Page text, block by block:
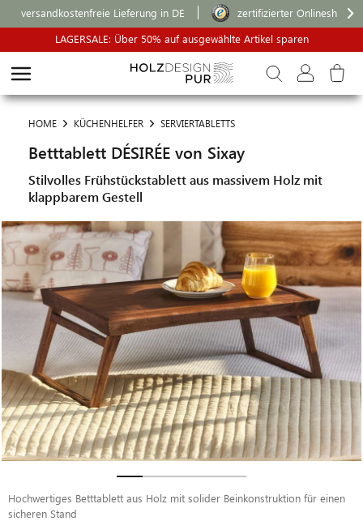
versandkostenfreie Lieferung in DE
zertifizierter Onlineshop
LAGERSALE: Über 50% auf ausgewählte Artikel sparen
HOME KÜCHENHELFER SERVIERTABLETTS
Betttablett DÉSIRÉE von Sixay
Stilvolles Frühstückstablett aus massivem Holz mit
klappbarem Gestell
Hochwertiges Betttablett aus Holz mit solider Beinkonstruktion für einen
sicheren Stand